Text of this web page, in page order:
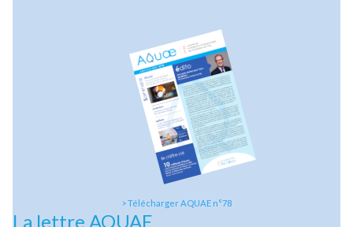
Les défis de l’eau :
place à l’action !